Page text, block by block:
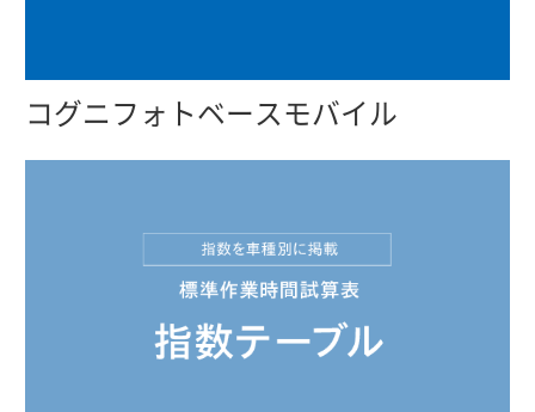
コグニフォトベースモバイル